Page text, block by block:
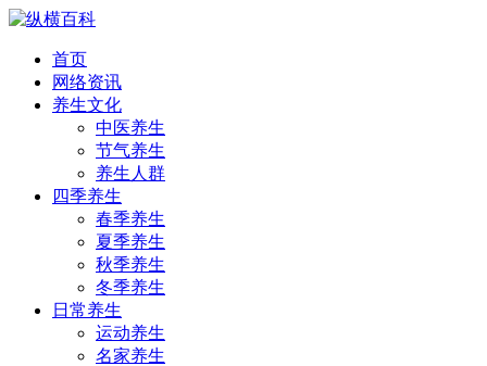
首页
网络资讯
养生文化
中医养生
节气养生
养生人群
四季养生
春季养生
夏季养生
秋季养生
冬季养生
日常养生
运动养生
名家养生